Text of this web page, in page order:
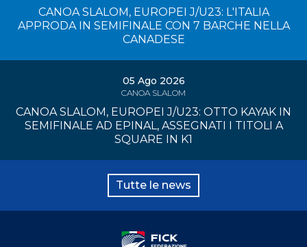
CANOA SLALOM, EUROPEI J/U23: L'ITALIA
APPRODA IN SEMIFINALE CON 7 BARCHE NELLA
CANADESE
05 Ago 2026
CANOA SLALOM
CANOA SLALOM, EUROPEI J/U23: OTTO KAYAK IN
SEMIFINALE AD EPINAL, ASSEGNATI I TITOLI A
SQUARE IN K1
Tutte le news